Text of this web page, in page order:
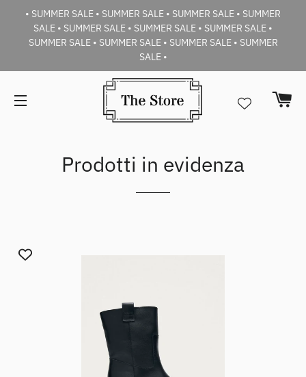
• SUMMER SALE • SUMMER SALE • SUMMER SALE • SUMMER
SALE • SUMMER SALE • SUMMER SALE • SUMMER SALE •
SUMMER SALE • SUMMER SALE • SUMMER SALE • SUMMER
SALE •
Navigazione del sito
Prodotti in evidenza